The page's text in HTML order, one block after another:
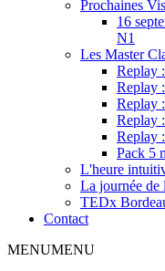
Prochaines
16
N1
Les Master
Replay
Replay
Replay
Replay
Replay
Pack 5
L'heure
La journée de
TEDx
Contact
MENUMENU